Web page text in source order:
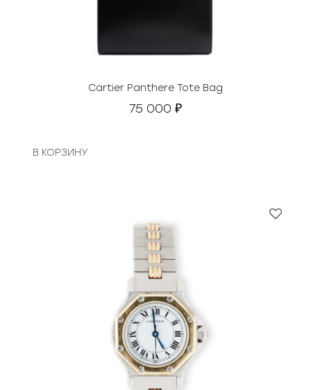
Cartier Panthere Tote Bag
75 000 ₽
В КОРЗИНУ